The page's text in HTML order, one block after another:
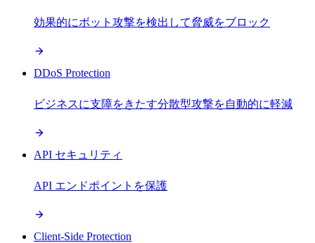
効果的にボット攻撃を検出して脅威をブロック
DDoS Protection
ビジネスに支障をきたす分散型攻撃を自動的に軽減
API セキュリティ
API エンドポイントを保護
Client-Side Protection